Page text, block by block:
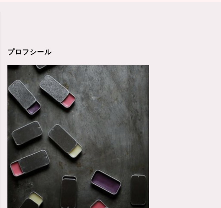
時
の
這
い
上
が
り
プロフシール